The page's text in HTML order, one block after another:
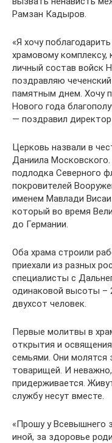
Рамзан Кадыров.
«Я хочу
храмовому комплексу,
личный состав войск
поздравляю
памятным днем. Хочу
Нового года
— поздравил
Церковь назвали в
Даниила
подлодка Северного
покровителей
именем Мавлади
который во время
до Германии.
Оба храма строили
приехали из разных
специалисты с
одинаковой высоты –
двухсот человек.
Первые молитвы в
открытия и
семьями. Они молятся
товарищей. И
придерживается.
службу несут вместе.
«Прошу у Всевышнего
иной, за здоровье